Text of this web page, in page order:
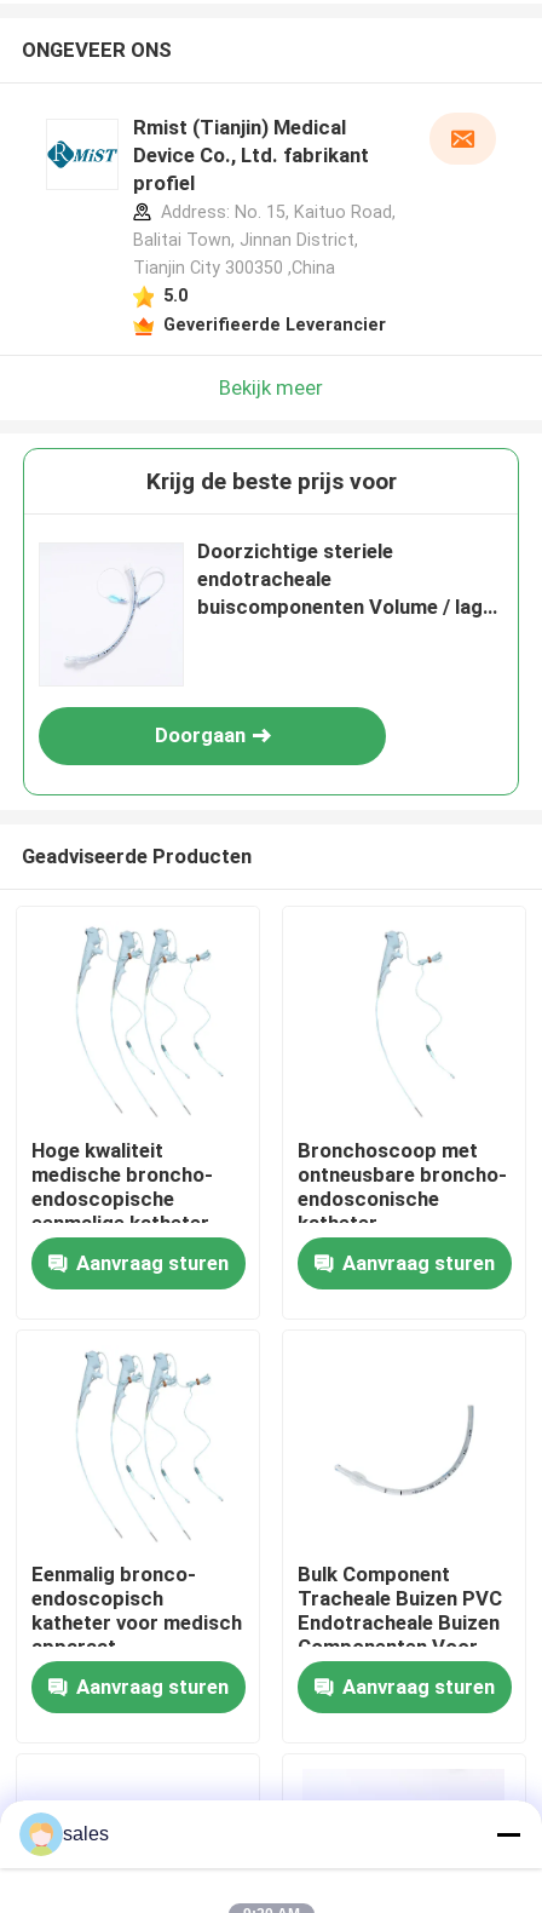
Thuis
Producten
VR-show
Over ons
Fabrieksreis
Kwaliteitscontrole
Contacteer ons
ET Buisluchtroute
Laryngeal Maskerluchtroute
ONGEVEER ONS
Rmist (Tianjin) Medical
Device Co., Ltd. fabrikant
profiel
Address: No. 15, Kaituo Road,
Balitai Town, Jinnan District,
Tianjin City 300350 ,China
5.0
Geverifieerde Leverancier
Bekijk meer
Krijg de beste prijs voor
Doorzichtige steriele
endotracheale
buiscomponenten Volume / lage
Doorgaan
Geadviseerde Producten
Hoge kwaliteit
medische broncho-
endoscopische
eenmalige katheter
Aanvraag sturen
Bronchoscoop met
ontneusbare broncho-
endosconische
katheter
Aanvraag sturen
Eenmalig bronco-
endoscopisch
katheter voor medisch
apparaat
Aanvraag sturen
Bulk Component
Tracheale Buizen PVC
Endotracheale Buizen
Componenten Voor
Anesthesie
Aanvraag sturen
sales